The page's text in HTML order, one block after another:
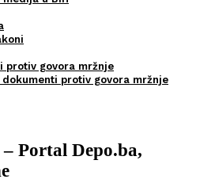
protiv govora mržnje
dokumenti protiv govora mržnje
Portal Depo.ba,